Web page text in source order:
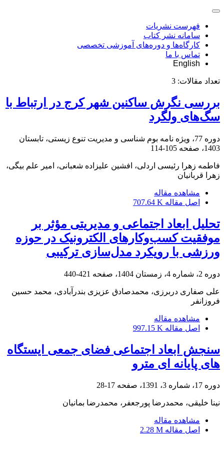
فهرست نشریات
سامانه نشر کتاب
کارگاه‌ها و دوره‌های آموزشی تخصصی
تماس با ما
English
تعداد مقالات: 3
بررسی نگرش ساکنین شهر کرج در ارتباط با
سگ‌های ولگرد
دوره 77، ویژه نامه بوم شناسی و مدیریت تنوع زیستی، تابستان
1403، صفحه
105-114
فاطمه زهرا رئیسی اردلی، افشین علیزاده شعبانی، امیر علم بیگی،
زهرا قربانیان
مشاهده مقاله
اصل مقاله 707.64 K
تحلیل ابعاد اجتماعی و مدیریتی مؤثر بر
موفقیت کسب‌وکارهای الکترونیک در حوزه
ورزشی با رویکرد مدل‌سازی ترکیبی
دوره 2، شماره 4، زمستان 1404، صفحه 421-440
علی صفاری دربرزی، محمدصادق عزیزی بندرآبادی، محمد حسین
فروزانفر
مشاهده مقاله
اصل مقاله 997.15 K
سنجش ابعاد اجتماعی فضای جمعی ایستگاه
های پایانه ای مترو
دوره 17، شماره 3، 1391، صفحه 17-28
نینا خلیقی، محمدرضا پورجعفر، محمدرضا بمانیان
مشاهده مقاله
اصل مقاله 2.28 M